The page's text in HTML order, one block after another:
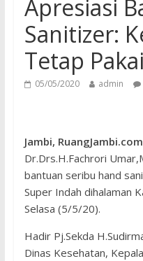
Apresiasi
Sanitizer:
Tetap
05/05/2020 admin
Jambi, RuangJambi.com
Dr.Drs.H.Fachrori
bantuan seribu hand
Super Indah dihalaman
Selasa (5/5/20).
Hadir Pj.Sekda
Dinas Kesehatan,